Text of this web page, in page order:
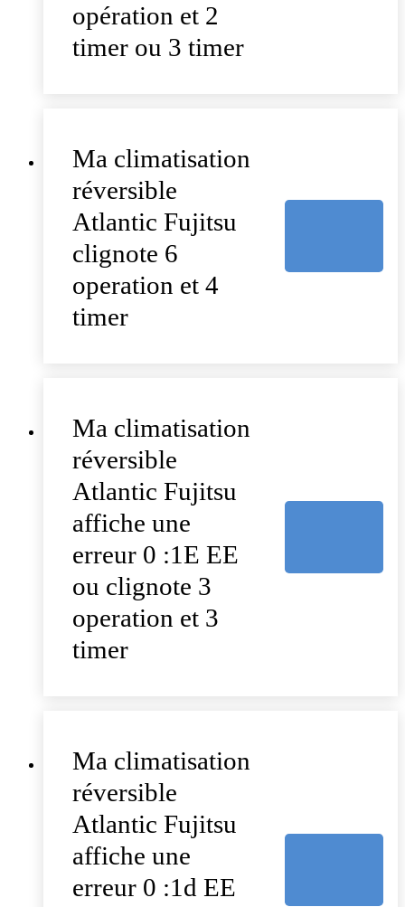
opération et 2
timer ou 3 timer
Ma climatisation
réversible
Atlantic Fujitsu
clignote 6
operation et 4
timer
Ma climatisation
réversible
Atlantic Fujitsu
affiche une
erreur 0 :1E EE
ou clignote 3
operation et 3
timer
Ma climatisation
réversible
Atlantic Fujitsu
affiche une
erreur 0 :1d EE